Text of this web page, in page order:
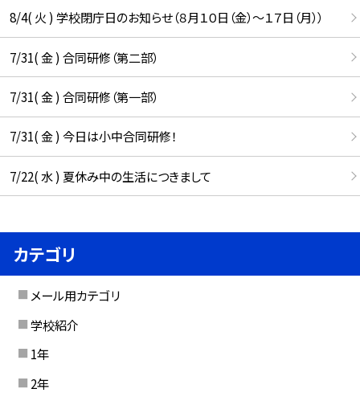
8/4( 火 ) 学校閉庁日のお知らせ（８月１０日（金）～１７日（月））
7/31( 金 ) 合同研修（第二部）
7/31( 金 ) 合同研修（第一部）
7/31( 金 ) 今日は小中合同研修！
7/22( 水 ) 夏休み中の生活につきまして
カテゴリ
メール用カテゴリ
学校紹介
1年
2年